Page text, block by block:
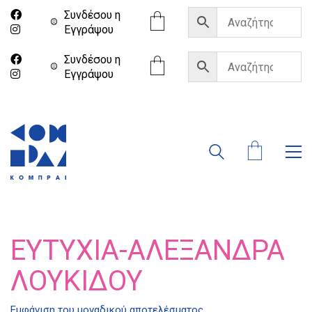
Συνδέσου η
Eγγράψου
Συνδέσου η
Eγγράψου
ΕΥΤΥΧΊΑ-ΑΛΕΞΆΝΔΡΑ
ΛΟΥΚΊΔΟΥ